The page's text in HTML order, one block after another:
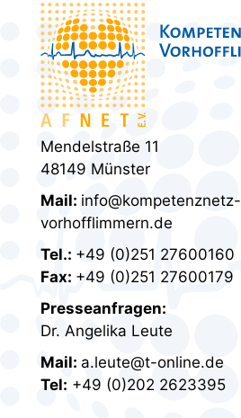
Mendelstraße 11
48149 Münster
Mail: info@kompetenznetz-
vorhofflimmern.de
Tel.: +49 (0)251 27600160
Fax: +49 (0)251 27600179
Presseanfragen:
Dr. Angelika Leute
Mail: a.leute@t-online.de
Tel: +49 (0)202 2623395